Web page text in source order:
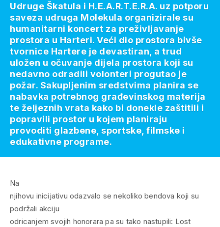
Na
njihovu inicijativu odazvalo se nekoliko bendova koji su
podržali akciju
odricanjem svojih honorara pa su tako nastupili: Lost
Udruge Škatula i H.E.A.R.T.E.R.A. uz potporu
saveza udruga Molekula organizirale su
humanitarni koncert za preživljavanje
prostora u Harteri. Veći dio prostora bivše
tvornice Hartere je devastiran, a trud
uložen u očuvanje dijela prostora koji su
nedavno odradili volonteri progutao je
požar. Sakupljenim sredstvima planira se
nabavka potrebnog građevinskog materija
te željeznih vrata kako bi donekle zaštitili i
popravili prostor u kojem planiraju
provoditi glazbene, sportske, filmske i
edukativne programe.